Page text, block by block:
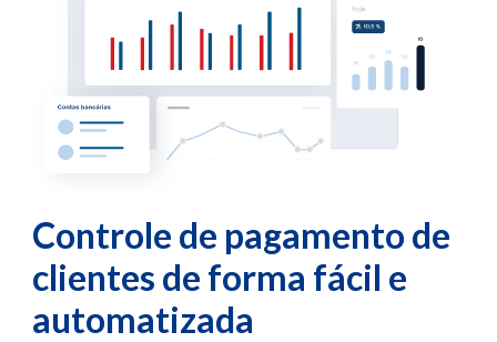
Controle de pagamento de
clientes de forma fácil e
automatizada